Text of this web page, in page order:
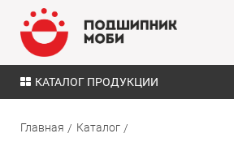
КАТАЛОГ ПРОДУКЦИИ
Главная Каталог